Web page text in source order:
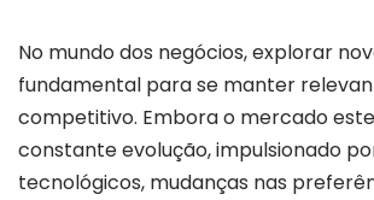
No mundo dos negócios, explorar
fundamental para se manter
competitivo. Embora o mercado
constante evolução, impulsionado
tecnológicos, mudanças nas